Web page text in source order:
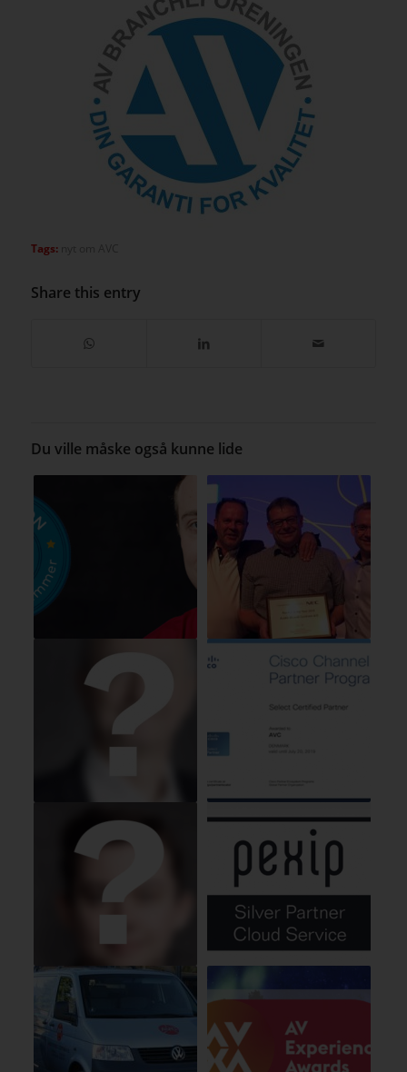
Tags:
Share this entry
Du ville måske også kunne lide